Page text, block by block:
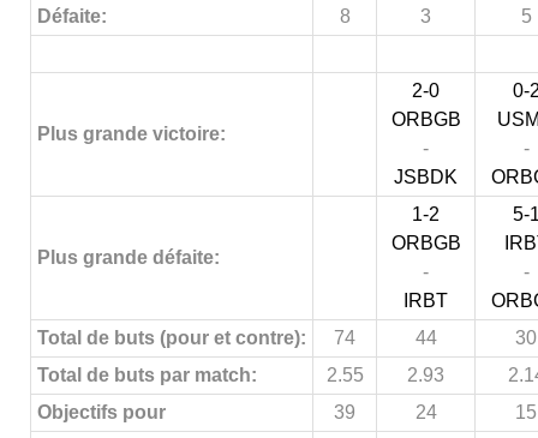
Défaite:
8 3 5
Plus grande victoire:
2-0
ORBGB
-
JSBDK
0-
-
Plus grande défaite:
1-2
ORBGB
-
IRBT
5-
-
Total de buts (pour et contre):
74 44
30
Total de buts par match:
2.55 2.93
Objectifs pour
39 24
15